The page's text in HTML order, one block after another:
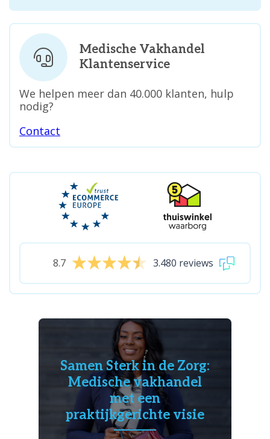
Medische Vakhandel
Klantenservice
We helpen meer dan 40.000 klanten, hulp
nodig?
Contact
8.7 3.480 reviews
Samen Sterk in de Zorg:
Medische vakhandel
met een
praktijkgerichte visie